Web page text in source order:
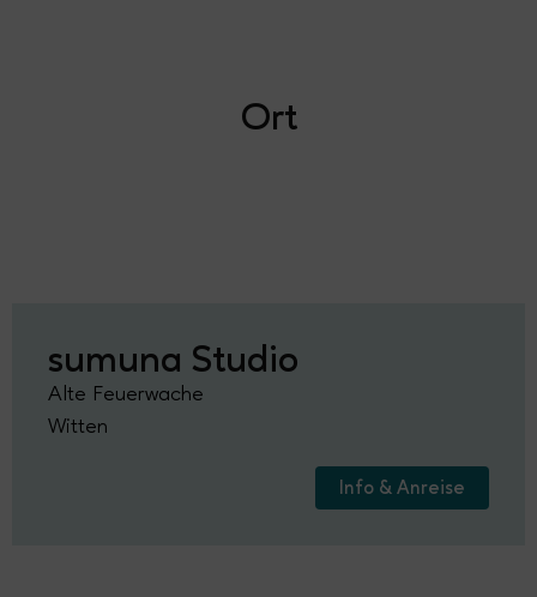
Ort
sumuna Studio
Alte Feuerwache
Witten
Info & Anreise